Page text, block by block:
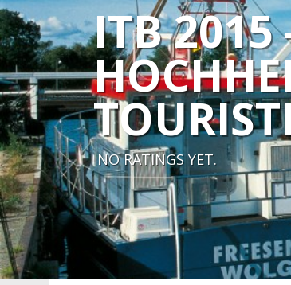
ITB 2015
NO RATINGS YET.